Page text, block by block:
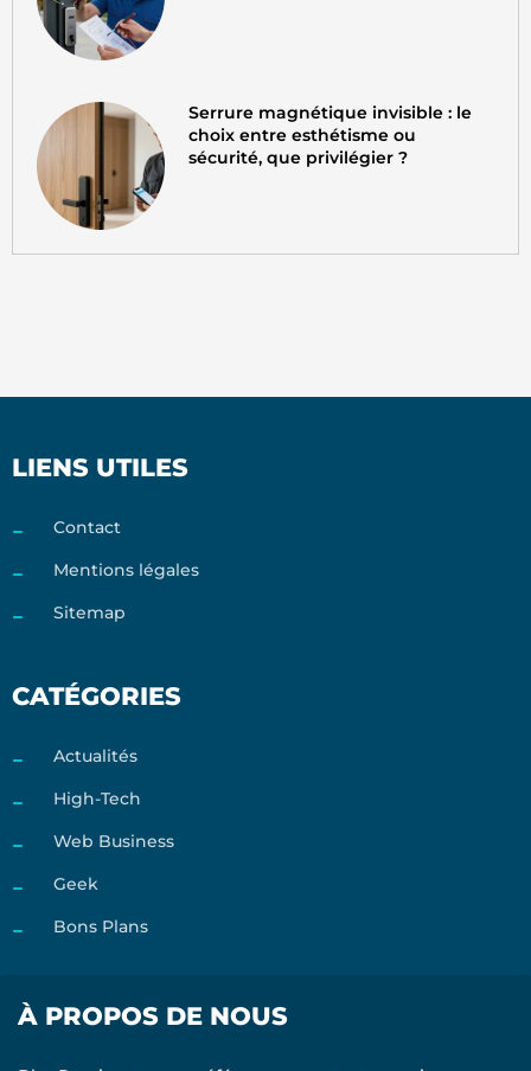
Serrure magnétique invisible : le
choix entre esthétisme ou
sécurité, que privilégier ?
LIENS UTILES
Contact
Mentions légales
Sitemap
CATÉGORIES
Actualités
High-Tech
Web Business
Geek
Bons Plans
À PROPOS DE NOUS